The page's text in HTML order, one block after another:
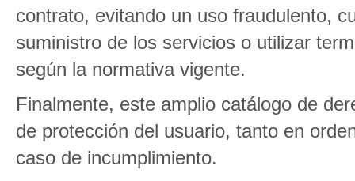
contrato, evitando un uso fraudulento,
suministro de los servicios o utilizar
según la normativa vigente.
Finalmente, este amplio catálogo de
de protección del usuario, tanto en
caso de incumplimiento.